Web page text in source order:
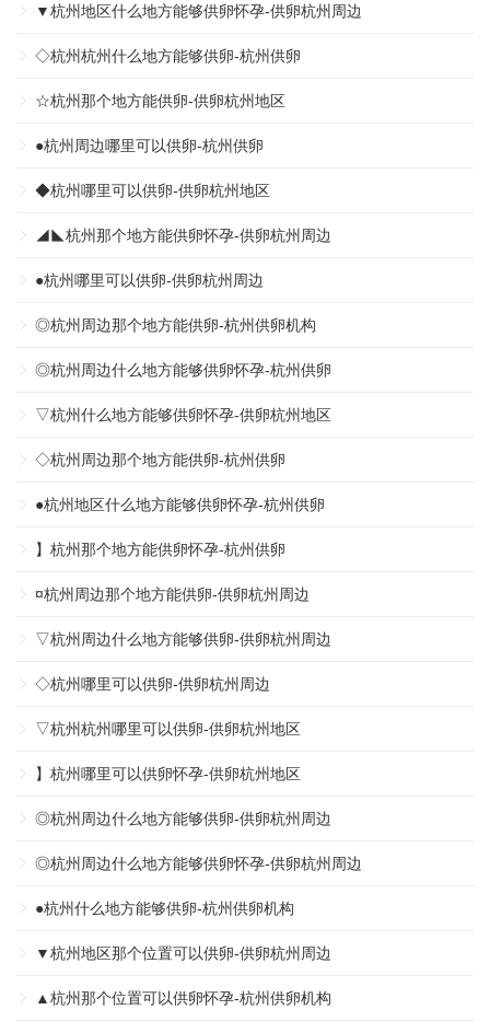
▼杭州地区什么地方能够供卵怀孕-供卵杭州周边
◇杭州杭州什么地方能够供卵-杭州供卵
☆杭州那个地方能供卵-供卵杭州地区
●杭州周边哪里可以供卵-杭州供卵
◆杭州哪里可以供卵-供卵杭州地区
◢◣杭州那个地方能供卵怀孕-供卵杭州周边
●杭州哪里可以供卵-供卵杭州周边
◎杭州周边那个地方能供卵-杭州供卵机构
◎杭州周边什么地方能够供卵怀孕-杭州供卵
▽杭州什么地方能够供卵怀孕-供卵杭州地区
◇杭州周边那个地方能供卵-杭州供卵
●杭州地区什么地方能够供卵怀孕-杭州供卵
】杭州那个地方能供卵怀孕-杭州供卵
¤杭州周边那个地方能供卵-供卵杭州周边
▽杭州周边什么地方能够供卵-供卵杭州周边
◇杭州哪里可以供卵-供卵杭州周边
▽杭州杭州哪里可以供卵-供卵杭州地区
】杭州哪里可以供卵怀孕-供卵杭州地区
◎杭州周边什么地方能够供卵-供卵杭州周边
◎杭州周边什么地方能够供卵怀孕-供卵杭州周边
●杭州什么地方能够供卵-杭州供卵机构
▼杭州地区那个位置可以供卵-供卵杭州周边
▲杭州那个位置可以供卵怀孕-杭州供卵机构